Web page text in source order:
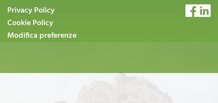
Privacy Policy
Cookie Policy
Modifica preferenze